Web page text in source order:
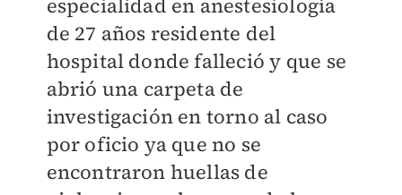
de 27 años residente del
hospital donde falleció y que se
abrió una carpeta de
investigación en torno al caso
por oficio ya que no se
encontraron huellas de